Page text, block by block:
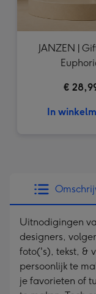
JANZEN |
€
In
Uitnodigingen
designers,
foto('s), tekst, &
persoonlijk te
je favorieten of